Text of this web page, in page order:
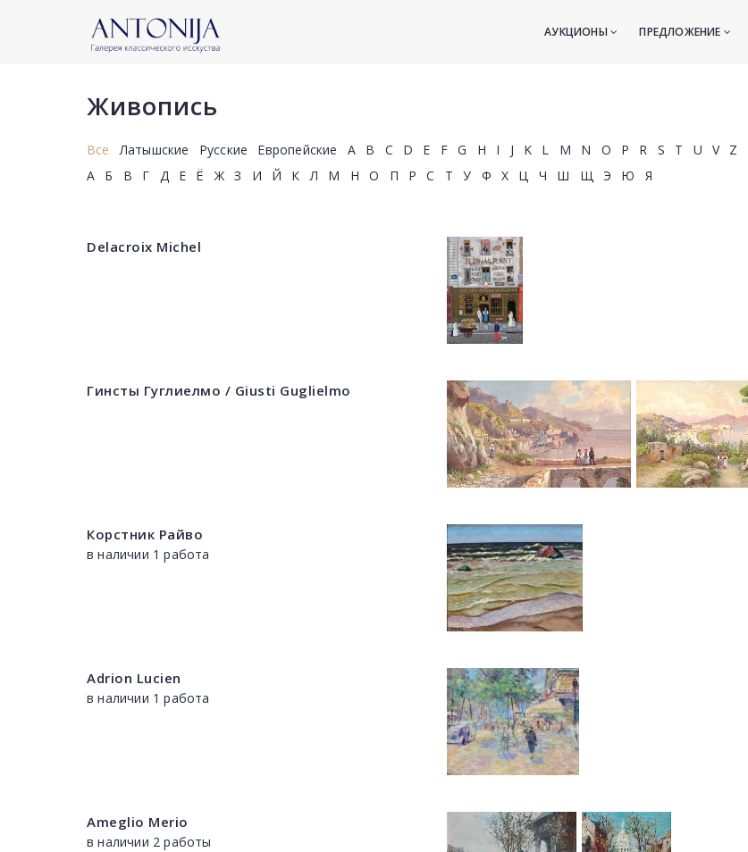
АУКЦИОНЫ ПРЕДЛОЖЕНИЕ
Живопись
Все Латышские Русские Европейские A B C D E F G H I J K L M N O P R S T U V
Z
А
Б В Г Д Е Ё Ж З И Й К Л М Н О П Р С Т У Ф Х Ц Ч Ш Щ Э Ю Я
Delacroix Michel
Гинсты Гуглиелмо / Giusti Guglielmo
Корстник Райво
в наличии 1 работа
Adrion Lucien
в наличии 1 работа
Ameglio Merio
в наличии 2 работы